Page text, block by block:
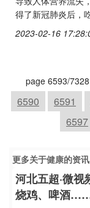
得了新冠肺炎后，
2023-02-16
page 6593/7328
6590
6591
6597
更多关于健康的资讯
河北五超·微视
烧鸡、啤酒